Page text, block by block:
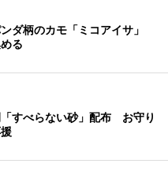
ダ柄のカモ「ミコアイサ」
る
すべらない砂」配布 お守り